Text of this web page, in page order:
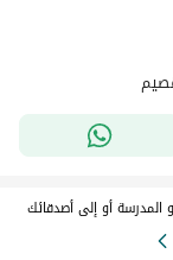
المدرسة أو إلى أصدقائك